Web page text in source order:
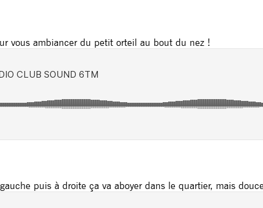
vous ambiancer du petit orteil au bout du nez !
puis à droite ça va aboyer dans le quartier, mais